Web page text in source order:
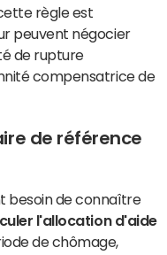
règle est
peuvent négocier
de rupture
compensatrice de
de référence
besoin de connaître
l'allocation d'aide
de chômage,